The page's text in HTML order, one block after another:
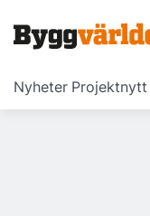
Nyheter Projektnytt